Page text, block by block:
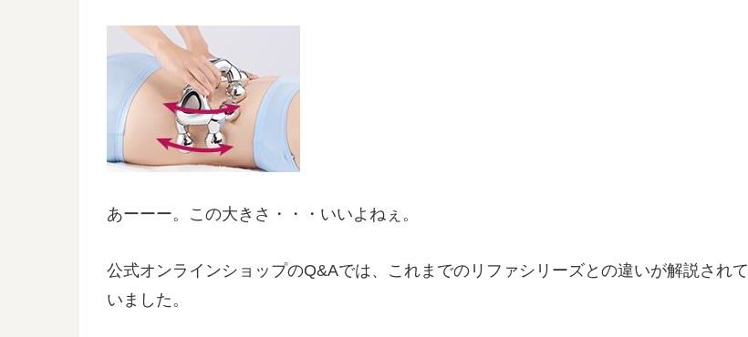
あーーー。この大きさ・・・いいよねぇ。
公式オンラインショップのQ&Aでは、これまでのリファシリーズとの違いが解説されて
いました。